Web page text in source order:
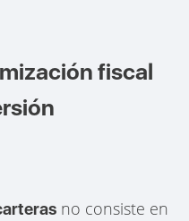
fiscal
no consiste en